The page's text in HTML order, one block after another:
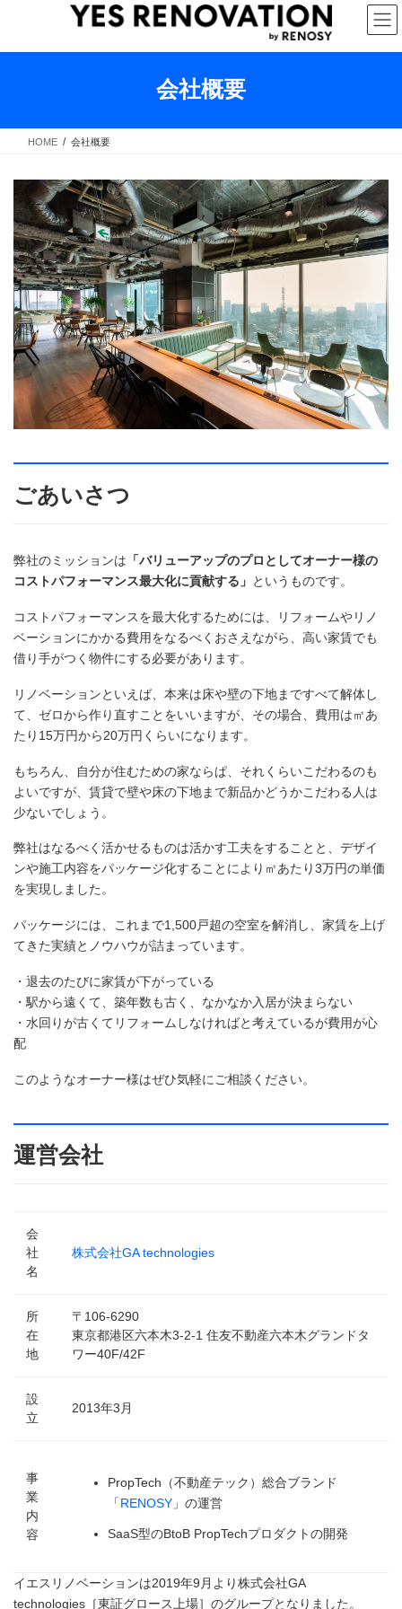
会社概要
HOME 会社概要
ごあいさつ
弊社のミッションは 「バリューアップのプロとしてオーナー様の
コストパフォーマンス最大化に貢献する」 というものです。
コストパフォーマンスを最大化するためには、リフォームやリノ
ベーションにかかる費用をなるべくおさえながら、高い家賃でも
借り手がつく物件にする必要があります。
リノベーションといえば、本来は床や壁の下地まですべて解体し
て、ゼロから作り直すことをいいますが、その場合、費用は㎡あ
たり15万円から20万円くらいになります。
もちろん、自分が住むための家ならぱ、それくらいこだわるのも
よいですが、賃貸で壁や床の下地まで新品かどうかこだわる人は
少ないでしょう。
弊社はなるべく活かせるものは活かす工夫をすることと、デザイ
ンや施工内容をパッケージ化することにより㎡あたり3万円の単価
を実現しました。
パッケージには、これまで1,500戸超の空室を解消し、家賃を上げ
てきた実績とノウハウが詰まっています。
・退去のたびに家賃が下がっている
・駅から遠くて、築年数も古く、なかなか入居が決まらない
・水回りが古くてリフォームしなければと考えているが費用が心
配
このようなオーナー様はぜひ気軽にご相談ください。
運営会社
会
社
名
株式会社GA technologies
所
在
地
〒106-6290
東京都港区六本木3-2-1 住友不動産六本木グランドタ
ワー40F/42F
設
立
2013年3月
事
業
内
容
PropTech（不動産テック）総合ブランド
「RENOSY 」の運営
SaaS型のBtoB PropTechプロダクトの開発
イエスリノベーションは2019年9月より株式会社GA
technologies［東証グロース上場］のグループとなりました。